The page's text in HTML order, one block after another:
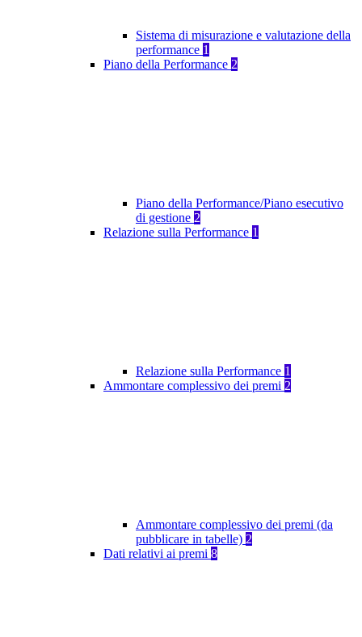
Sistema di misurazione e valutazione della
performance 1
Piano della Performance 2
Piano della Performance/Piano esecutivo
di gestione 2
Relazione sulla Performance 1
Relazione sulla Performance 1
Ammontare complessivo dei premi 2
Ammontare complessivo dei premi (da
pubblicare in tabelle) 2
Dati relativi ai premi 8